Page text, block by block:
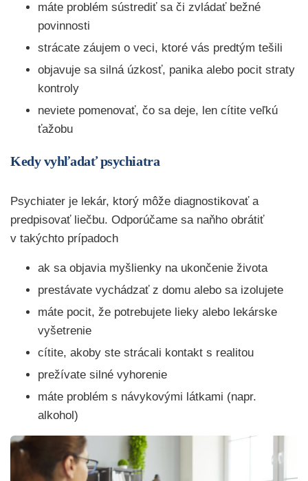
máte problém sústrediť sa či zvládať bežné
povinnosti
strácate záujem o veci, ktoré vás predtým tešili
objavuje sa silná úzkosť, panika alebo pocit straty
kontroly
neviete pomenovať, čo sa deje, len cítite veľkú
ťažobu
Kedy vyhľadať psychiatra
Psychiater je lekár, ktorý môže diagnostikovať a
predpisovať liečbu. Odporúčame sa naňho obrátiť
v takýchto prípadoch
ak sa objavia myšlienky na ukončenie života
prestávate vychádzať z domu alebo sa izolujete
máte pocit, že potrebujete lieky alebo lekárske
vyšetrenie
cítite, akoby ste strácali kontakt s realitou
prežívate silné vyhorenie
máte problém s návykovými látkami (napr.
alkohol)